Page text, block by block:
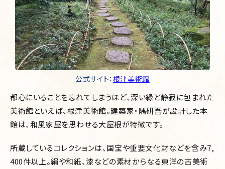
公式サイト： 根津美術館
都心にいることを忘れてしまうほど、深い緑と静寂に包まれた
美術館といえば、根津美術館。建築家・隅研吾が設計した本
館は、和風家屋を思わせる大屋根が特徴です。
所蔵しているコレクションは、国宝や重要文化財などを含み7,
400件以上。絹や和紙、漆などの素材からなる東洋の古美術